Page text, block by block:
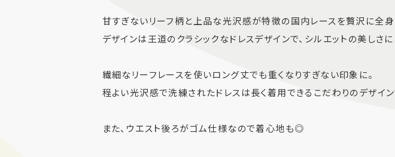
甘すぎないリーフ柄と上品な光沢感が特徴の国内レースを贅沢に全身
デザインは王道のクラシックなドレスデザインで、シルエットの美しさ
繊細なリーフレースを使いロング丈でも重くなりすぎない印象に。
程よい光沢感で洗練されたドレスは長く着用できるこだわりのデザイン
また、ウエスト後ろがゴム仕様なので着心地も◎